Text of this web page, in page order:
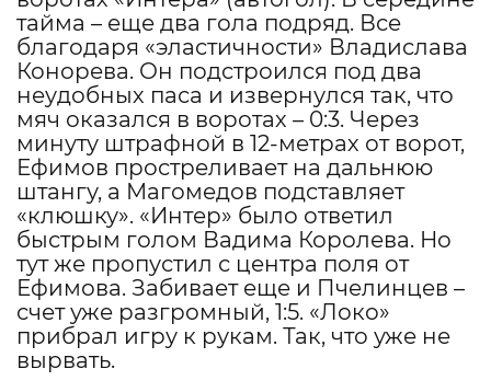
тайма – еще два гола подряд. Все
благодаря «эластичности» Владислава
Конорева. Он подстроился под два
неудобных паса и извернулся так, что
мяч оказался в воротах – 0:3. Через
минуту штрафной в 12-метрах от ворот,
Ефимов простреливает на дальнюю
штангу, а Магомедов подставляет
«клюшку». «Интер» было ответил
быстрым голом Вадима Королева. Но
тут же пропустил с центра поля от
Ефимова. Забивает еще и Пчелинцев –
счет уже разгромный, 1:5. «Локо»
прибрал игру к рукам. Так, что уже не
вырвать.